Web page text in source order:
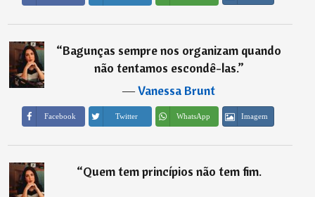
“Bagunças sempre nos organizam quando
não tentamos escondê-las.”
―Vanessa Brunt
Facebook Twitter WhatsApp Imagem
“Quem tem princípios não tem fim.